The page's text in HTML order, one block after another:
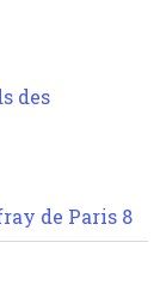
des
de Paris 8